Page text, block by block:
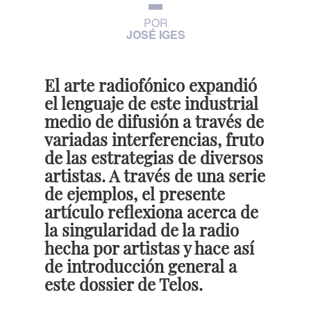
POR
JOSÉ IGES
El arte radiofónico expandió
el lenguaje de este industrial
medio de difusión a través de
variadas interferencias, fruto
de las estrategias de diversos
artistas. A través de una serie
de ejemplos, el presente
artículo reflexiona acerca de
la singularidad de la radio
hecha por artistas y hace así
de introducción general a
este dossier de Telos.